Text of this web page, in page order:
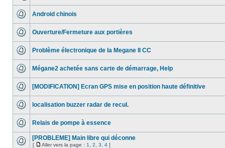
Android chinois
Ouverture/Fermeture aux portières
Problème électronique de la Megane II CC
Mégane2 achetée sans carte de démarrage, Help
[MODIFICATION] Ecran GPS mise en position haute définitive
localisation buzzer radar de recul.
Relais de pompe à essence
[PROBLEME] Main libre qui déconne
[ Aller vers la page : 1 2 3 4 ]